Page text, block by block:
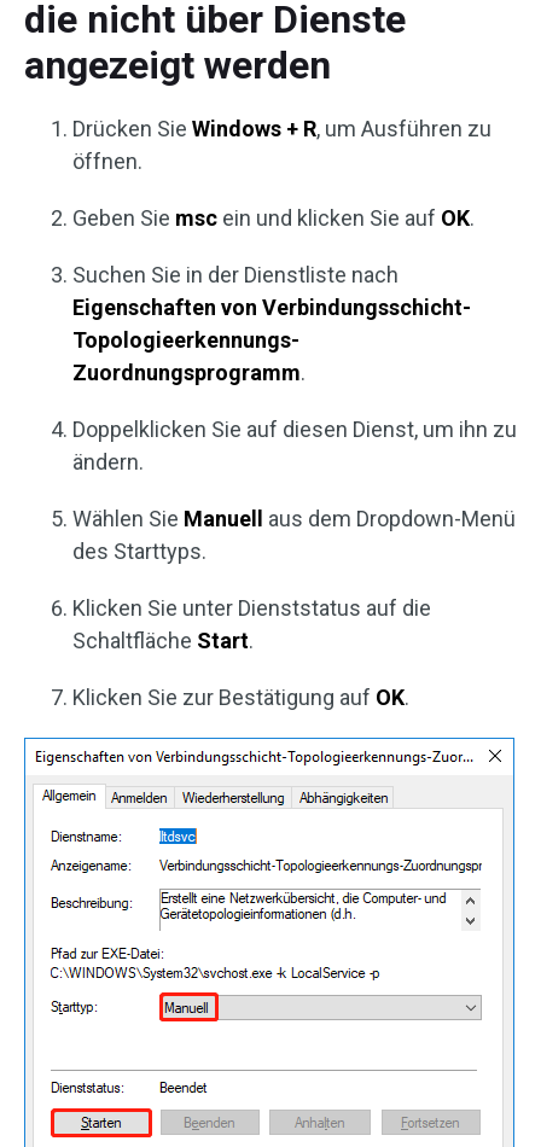
die nicht über Dienste
angezeigt werden
Drücken Sie Windows + R, um Ausführen zu
öffnen.
Geben Sie msc ein und klicken Sie auf OK.
Suchen Sie in der Dienstliste nach
Eigenschaften von Verbindungsschicht-
Topologieerkennungs-
Zuordnungsprogramm.
Doppelklicken Sie auf diesen Dienst, um ihn zu
ändern.
Wählen Sie Manuell
aus dem Dropdown-Menü
des Starttyps.
Klicken Sie unter Dienststatus auf die
Schaltfläche Start.
Klicken Sie zur Bestätigung auf OK.